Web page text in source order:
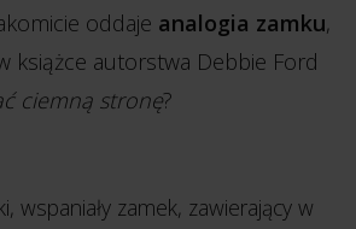
oddaje analogia zamku,
książce autorstwa Debbie Ford
ciemną stronę?
wspaniały zamek, zawierający w